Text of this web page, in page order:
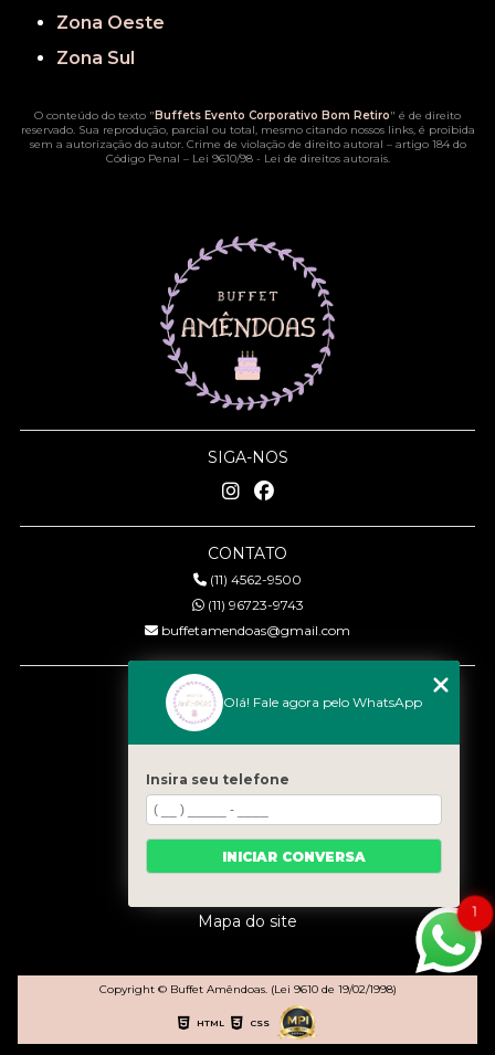
Zona Oeste
Zona Sul
O conteúdo do texto " Buffets Evento Corporativo Bom Retiro" é de direito
reservado. Sua reprodução, parcial ou total, mesmo citando nossos links, é proibida
sem a autorização do autor. Crime de violação de direito autoral – artigo 184 do
Código Penal – Lei 9610/98 - Lei de direitos autorais.
SIGA-NOS
CONTATO
(11) 4562-9500
(11) 96723-9743
buffetamendoas@gmail.com
MENU
Quem somos
Serviços
Eventos
Gastronomia
Contato
Mapa do site
Copyright © Buffet Amêndoas. (Lei 9610 de 19/02/1998)
HTML CSS
1
Olá! Fale agora pelo WhatsApp
Insira seu telefone
INICIAR CONVERSA